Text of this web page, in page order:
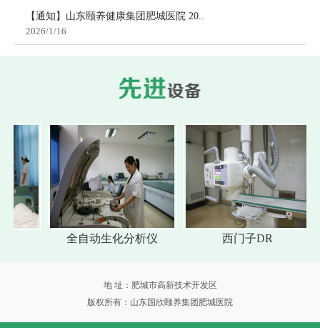
【通知】山东颐养健康集团肥城医院 20..
2026/1/16
全自动生化分析仪 西门子DR
地 址：肥城市高新技术开发区
版权所有：山东国欣颐养集团肥城医院